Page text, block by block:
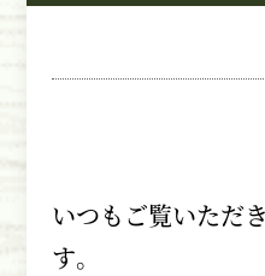
いつもご覧いただ
す。